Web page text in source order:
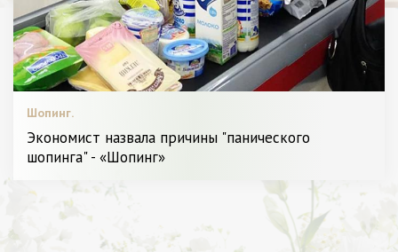
Шопинг.
Экономист назвала причины "панического
шопинга" - «Шопинг»